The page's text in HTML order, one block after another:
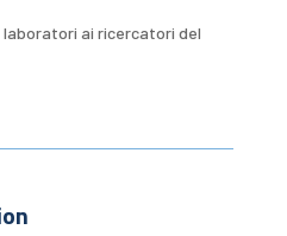
laboratori ai ricercatori del